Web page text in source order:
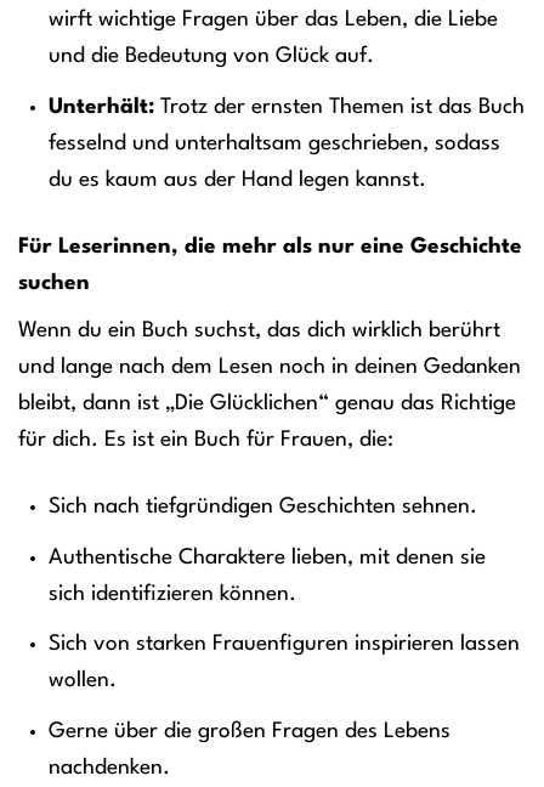
wirft wichtige Fragen über das Leben, die Liebe
und die Bedeutung von Glück auf.
Unterhält:Trotz der ernsten Themen ist das Buch
fesselnd und unterhaltsam geschrieben, sodass
du es kaum aus der Hand legen kannst.
Für Leserinnen, die mehr als nur eine Geschichte
suchen
Wenn du ein Buch suchst, das dich wirklich berührt
und lange nach dem Lesen noch in deinen Gedanken
bleibt, dann ist „Die Glücklichen“ genau das Richtige
für dich. Es ist ein Buch für Frauen, die:
Sich nach tiefgründigen Geschichten sehnen.
Authentische Charaktere lieben, mit denen sie
sich identifizieren können.
Sich von starken Frauenfiguren inspirieren lassen
wollen.
Gerne über die großen Fragen des Lebens
nachdenken.